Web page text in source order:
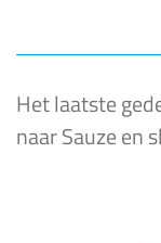
Het laatste
naar Sauze en